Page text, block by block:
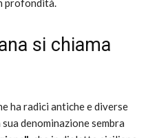
profondità.
si chiama
ha radici antiche e diverse
denominazione sembra